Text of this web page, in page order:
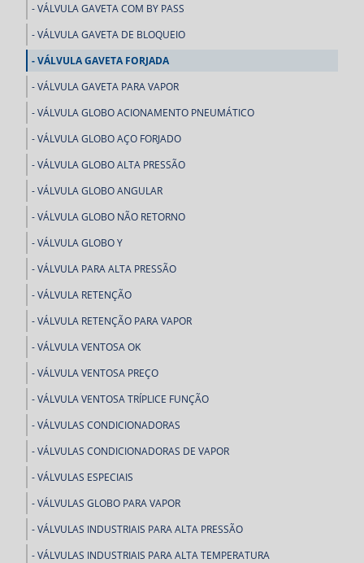
VÁLVULA GAVETA COM BY PASS
VÁLVULA GAVETA DE BLOQUEIO
VÁLVULA GAVETA FORJADA
VÁLVULA GAVETA PARA VAPOR
VÁLVULA GLOBO ACIONAMENTO PNEUMÁTICO
VÁLVULA GLOBO AÇO FORJADO
VÁLVULA GLOBO ALTA PRESSÃO
VÁLVULA GLOBO ANGULAR
VÁLVULA GLOBO NÃO RETORNO
VÁLVULA GLOBO Y
VÁLVULA PARA ALTA PRESSÃO
VÁLVULA RETENÇÃO
VÁLVULA RETENÇÃO PARA VAPOR
VÁLVULA VENTOSA OK
VÁLVULA VENTOSA PREÇO
VÁLVULA VENTOSA TRÍPLICE FUNÇÃO
VÁLVULAS CONDICIONADORAS
VÁLVULAS CONDICIONADORAS DE VAPOR
VÁLVULAS ESPECIAIS
VÁLVULAS GLOBO PARA VAPOR
VÁLVULAS INDUSTRIAIS PARA ALTA PRESSÃO
VÁLVULAS INDUSTRIAIS PARA ALTA TEMPERATURA